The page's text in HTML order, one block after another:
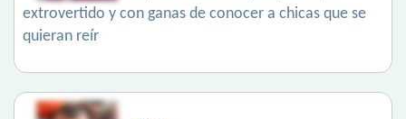
extrovertido y con ganas de conocer a chicas que se
quieran reír